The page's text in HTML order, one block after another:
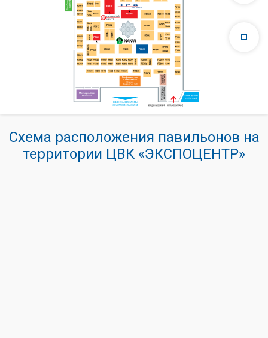
Схема расположения павильонов на
территории ЦВК «ЭКСПОЦЕНТР»